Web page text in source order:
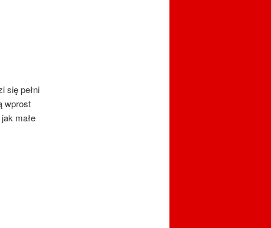
się pełni
wprost
małe